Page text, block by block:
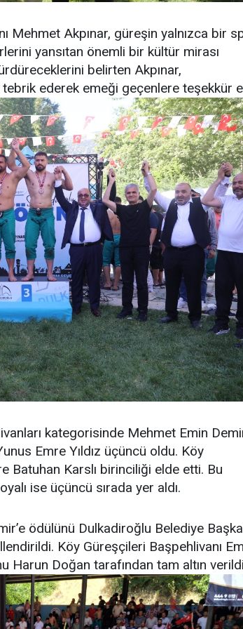
Mehmet Akpınar, güreşin yalnızca bir
yansıtan önemli bir kültür mirası
belirten Akpınar,
ederek emeği geçenlere teşekkür
kategorisinde Mehmet Emin
Emre Yıldız üçüncü oldu. Köy
Batuhan Karslı birinciliği elde etti. Bu
ise üçüncü sırada yer aldı.
ödülünü Dulkadiroğlu Belediye
Köy Güreşçileri Başpehlivanı
Harun Doğan tarafından tam altın